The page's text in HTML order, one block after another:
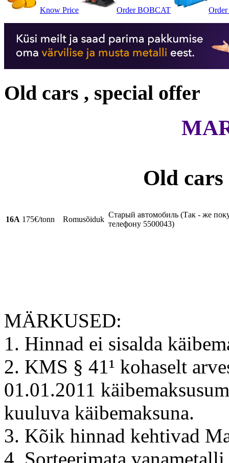
Know Price Order BOBCAT Order
Old cars , special offer
Old
16A 175€/tonn Romusõiduk
Старый автомобиль (Так - же
телефону 5500043)
MÄRKUSED:
1. Hinnad ei sisalda
2. KMS § 41¹ kohaselt
01.01.2011
kuuluva käibemaksuna.
3. Kõik hinnad kehtivad
4. Sorteerimata